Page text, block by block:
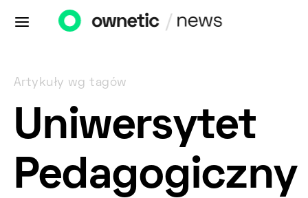
Artykuły wg tagów
Uniwersytet
Pedagogiczny